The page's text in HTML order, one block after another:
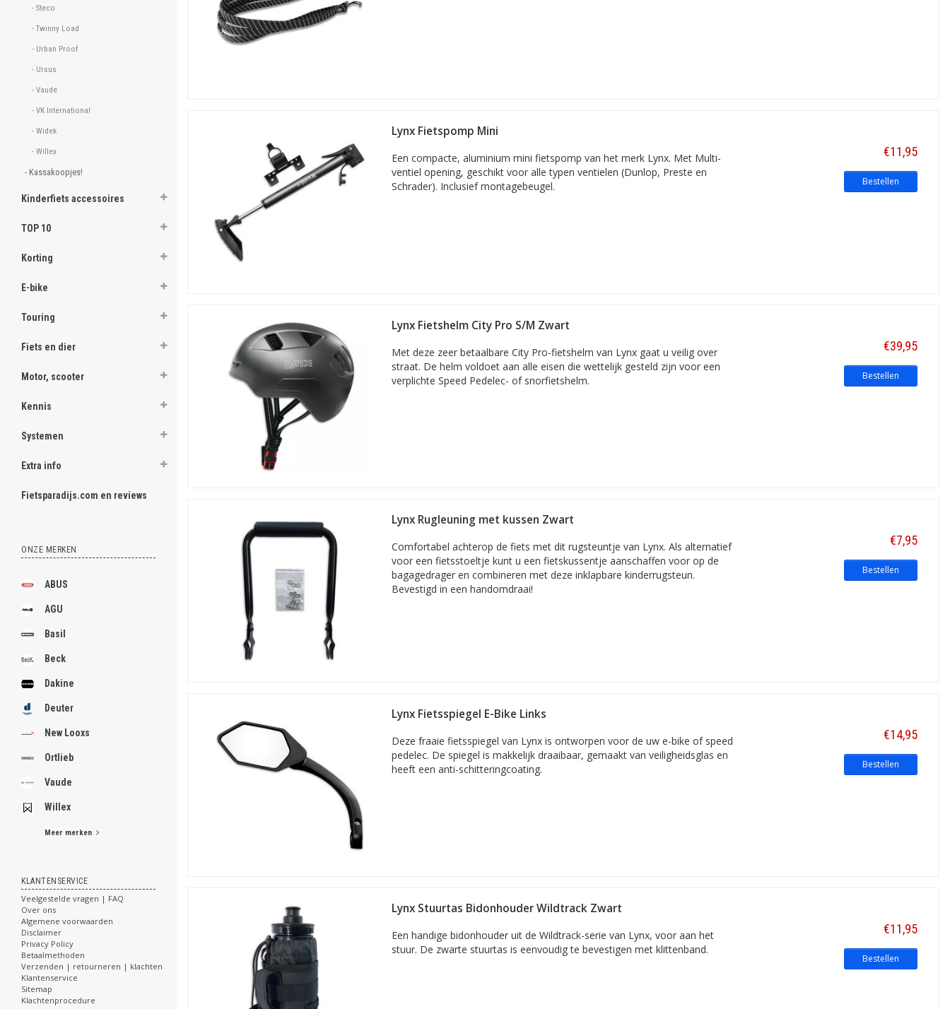
- Steco
- Twinny Load
- Urban Proof
- Ursus
- Vaude
- VK International
- Widek
- Willex
- Kassakoopjes!
Kinderfiets accessoires
TOP 10
Korting
E-bike
Touring
Fiets en dier
Motor, scooter
Kennis
Systemen
Extra info
Fietsparadijs.com en reviews
ONZE MERKEN
ABUS
AGU
Basil
Beck
Dakine
Deuter
New Looxs
Ortlieb
Vaude
Willex
Meer merken
KLANTENSERVICE
Veelgestelde vragen | FAQ
Over ons
Algemene voorwaarden
Disclaimer
Privacy Policy
Betaalmethoden
Verzenden | retourneren | klachten
Klantenservice
Sitemap
Klachtenprocedure
Lynx Fietspomp Mini
Een compacte, aluminium mini fietspomp van het merk Lynx. Met Multi-
ventiel opening, geschikt voor alle typen ventielen (Dunlop, Preste en
Schrader). Inclusief montagebeugel.
€11,95
Bestellen
Lynx Fietshelm City Pro S/M Zwart
Met deze zeer betaalbare City Pro-fietshelm van Lynx gaat u veilig over
straat. De helm voldoet aan alle eisen die wettelijk gesteld zijn voor een
verplichte Speed Pedelec- of snorfietshelm.
€39,95
Bestellen
Lynx Rugleuning met kussen Zwart
Comfortabel achterop de fiets met dit rugsteuntje van Lynx. Als alternatief
voor een fietsstoeltje kunt u een fietskussentje aanschaffen voor op de
bagagedrager en combineren met deze inklapbare kinderrugsteun.
Bevestigd in een handomdraai!
€7,95
Bestellen
Lynx Fietsspiegel E-Bike Links
Deze fraaie fietsspiegel van Lynx is ontworpen voor de uw e-bike of speed
pedelec. De spiegel is makkelijk draaibaar, gemaakt van veiligheidsglas en
heeft een anti-schitteringcoating.
€14,95
Bestellen
Lynx Stuurtas Bidonhouder Wildtrack Zwart
Een handige bidonhouder uit de Wildtrack-serie van Lynx, voor aan het
stuur. De zwarte stuurtas is eenvoudig te bevestigen met klittenband.
€11,95
Bestellen